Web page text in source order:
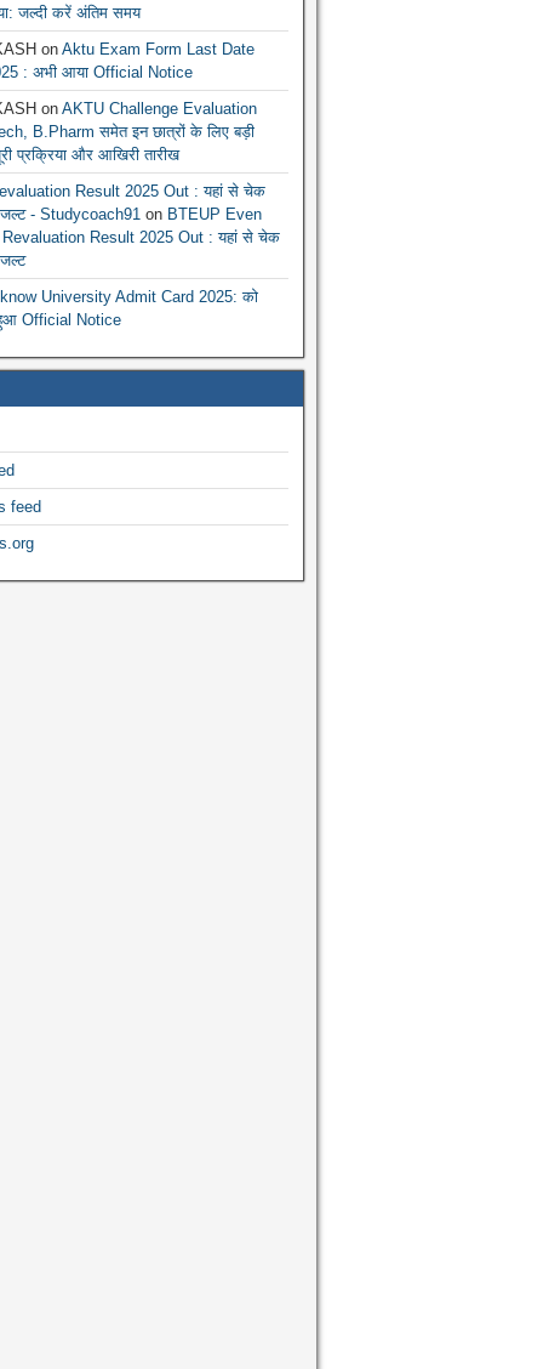
जल्दी करें अंतिम समय
on Aktu Exam Form Last Date
: अभी आया Official Notice
on AKTU Challenge Evaluation
B.Pharm समेत इन छात्रों के लिए बड़ी
प्रक्रिया और आखिरी तारीख
Result 2025 Out : यहां से चेक
- Studycoach91on BTEUP Even
Result 2025 Out : यहां से चेक
University Admit Card 2025: को
Official Notice
feed